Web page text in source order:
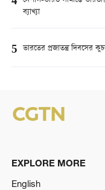
ব্যাখ্যা
5 ভারতের প্রজাতন্ত্র দিবসের
EXPLORE MORE
English